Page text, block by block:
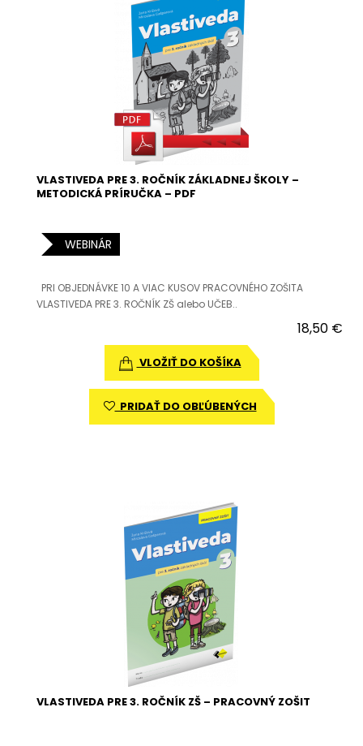
VLASTIVEDA PRE 3. ROČNÍK ZÁKLADNEJ ŠKOLY –
METODICKÁ PRÍRUČKA – PDF
WEBINÁR
PRI OBJEDNÁVKE 10 A VIAC KUSOV PRACOVNÉHO ZOŠITA
VLASTIVEDA PRE 3. ROČNÍK ZŠ alebo UČEB..
18,50 €
VLOŽIŤ DO KOŠÍKA
PRIDAŤ DO OBĽÚBENÝCH
VLASTIVEDA PRE 3. ROČNÍK ZŠ – PRACOVNÝ ZOŠIT